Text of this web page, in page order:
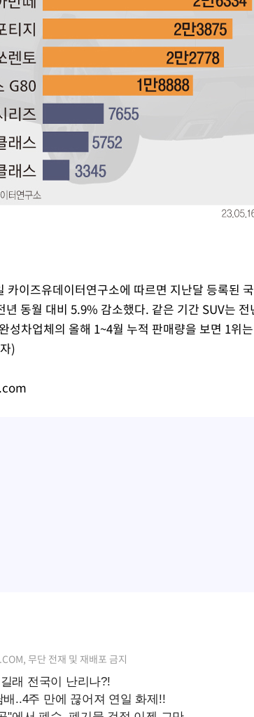
종 60대, 닷새 만에 숨진 채 발견
임서 '홈팀' 일본과 한일전
트 전복…1명 사망·1명 실종
낮 최고 35도' 무더위, 열대야 계속[다음
논란 사과…쇄신의 기회로 삼겠다"
' 축구협회 "실망과 걱정 안겨드려 죄
해안 최대 150㎜ 비
0.6% 나스닥 1.3%↑
카이즈유데이터연구소에 따르면 지난달 등록된
년 동월 대비 5.9% 감소했다. 같은 기간 SUV는
성차업체의 올해 1~4월 누적 판매량을 보면 1위
)
무단 전재 및 재배포 금지